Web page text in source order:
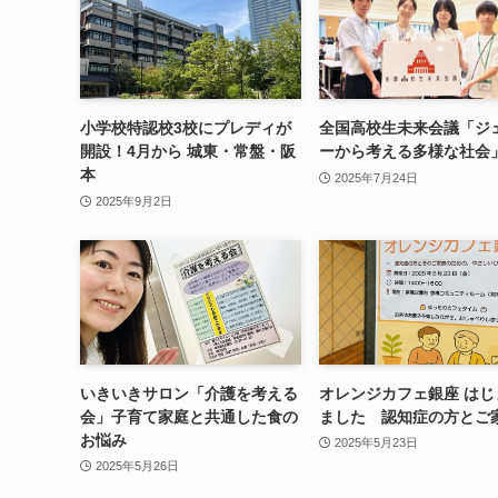
小学校特認校3校にプレディが
開設！4月から 城東・常盤・阪
本
2025年9月2日
全国高校生未来会議「ジ
ーから考える多様な社会
2025年7月24日
いきいきサロン「介護を考える
会」子育て家庭と共通した食の
お悩み
2025年5月26日
オレンジカフェ銀座 はじ
ました 認知症の方とご
2025年5月23日